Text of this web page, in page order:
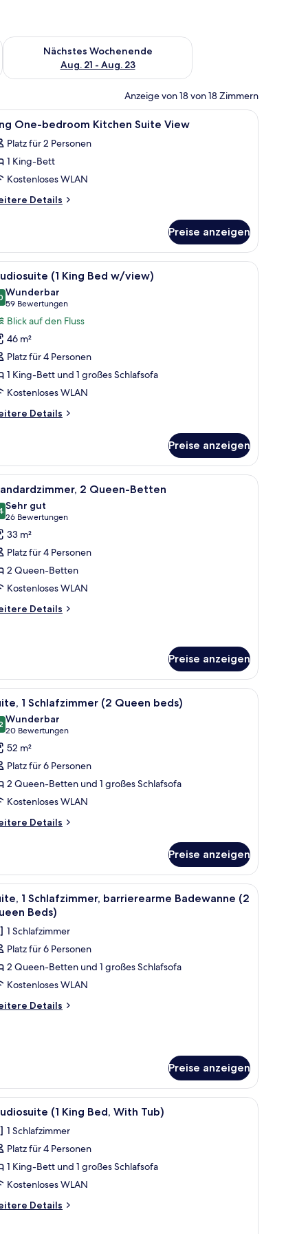
Aug. 14 - Aug. 16.
Nächstes Wochenende
Aug. 21 - Aug. 23
Überprüfe die Verfügbarkeit für nächstes Wochenende, Aug.
Anzeige von 18 von 18 Zimmern
einer Tüte Snacks, einem Papiertuchhalter und einem
Ein modernes Wohnzimmer mit einer
3 One-bedroom Kitchen Suite View
Platz für 2 Personen
1 King-Bett
Kostenloses WLAN
Details
Preise anzeigen
Verdunkelungsvorhänge
view)
Studiosuite (1 King Bed w/view) |
10 (1 King Bed w/view)
von 10
Wunderbar
59 Bewertungen
(59
Bewertungen)
Blick auf den Fluss
46 m²
Platz für 4 Personen
1 King-Bett und 1 großes Schlafsofa
Kostenloses WLAN
Details
Preise anzeigen
VerdunkelungsvorhängeHochwertige Bettwaren, Zimmersafe,
7 2 Queen-Betten
von 10
Sehr gut
26 Bewertungen
(26
Bewertungen)
33 m²
Platz für 4 Personen
2 Queen-Betten
Kostenloses WLAN
Details
Preise anzeigen
VerdunkelungsvorhängeHochwertige Bettwaren, Zimmersafe,
9 1 Schlafzimmer (2 Queen beds)
von 10
Wunderbar
20 Bewertungen
(20
Bewertungen)
52 m²
Platz für 6 Personen
2 Queen-Betten und 1 großes Schlafsofa
Kostenloses WLAN
Details
Preise anzeigen
VerdunkelungsvorhängeHochwertige Bettwaren, Zimmersafe,
8
1 Schlafzimmer, barrierearme Badewanne (2
Beds)
1 Schlafzimmer
Platz für 6 Personen
2 Queen-Betten und 1 großes Schlafsofa
Kostenloses WLAN
Details
Preise anzeigen
Handtücher Hochwertige Bettwaren, Zimmersafe,
7 (1 King Bed, With Tub)
1 Schlafzimmer
Platz für 4 Personen
1 King-Bett und 1 großes Schlafsofa
Kostenloses WLAN
Details